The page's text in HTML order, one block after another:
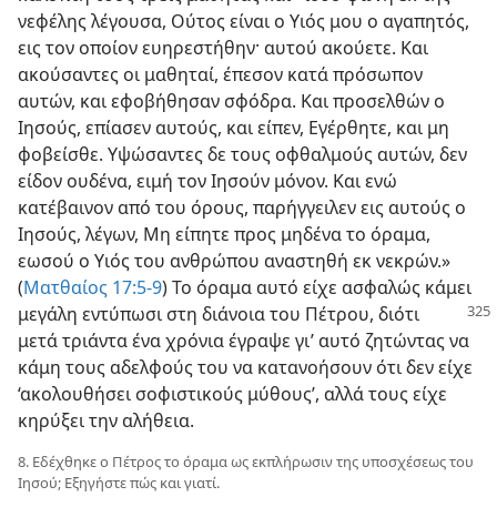
νεφέλης λέγουσα, Ούτος είναι ο Υιός μου ο αγαπητός,
εις τον οποίον ευηρεστήθην· αυτού ακούετε. Και
ακούσαντες οι μαθηταί, έπεσον κατά πρόσωπον
αυτών, και εφοβήθησαν σφόδρα. Και προσελθών ο
Ιησούς, επίασεν αυτούς, και είπεν, Εγέρθητε, και μη
φοβείσθε. Υψώσαντες δε τους οφθαλμούς αυτών, δεν
είδον ουδένα, ειμή τον Ιησούν μόνον. Και ενώ
κατέβαινον από του όρους, παρήγγειλεν εις αυτούς ο
Ιησούς, λέγων, Μη είπητε προς μηδένα το όραμα,
εωσού ο Υιός του ανθρώπου αναστηθή εκ νεκρών.»
(Ματθαίος 17:5-9) Το όραμα αυτό είχε ασφαλώς κάμει
μεγάλη εντύπωσι στη διάνοια του Πέτρου, διότι
μετά τριάντα ένα χρόνια έγραψε γι’ αυτό ζητώντας να
κάμη τους αδελφούς του να κατανοήσουν ότι δεν είχε
‘ακολουθήσει σοφιστικούς μύθους’, αλλά τους είχε
κηρύξει την αλήθεια.
8. Εδέχθηκε ο Πέτρος το όραμα ως εκπλήρωσιν της υποσχέσεως του
Ιησού; Εξηγήστε πώς και γιατί.